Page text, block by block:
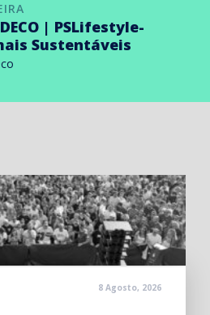
| PSLifestyle-
Sustentáveis
8 Agosto, 2026